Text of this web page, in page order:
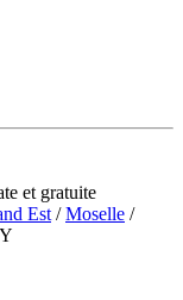
et gratuite
Est /Moselle /